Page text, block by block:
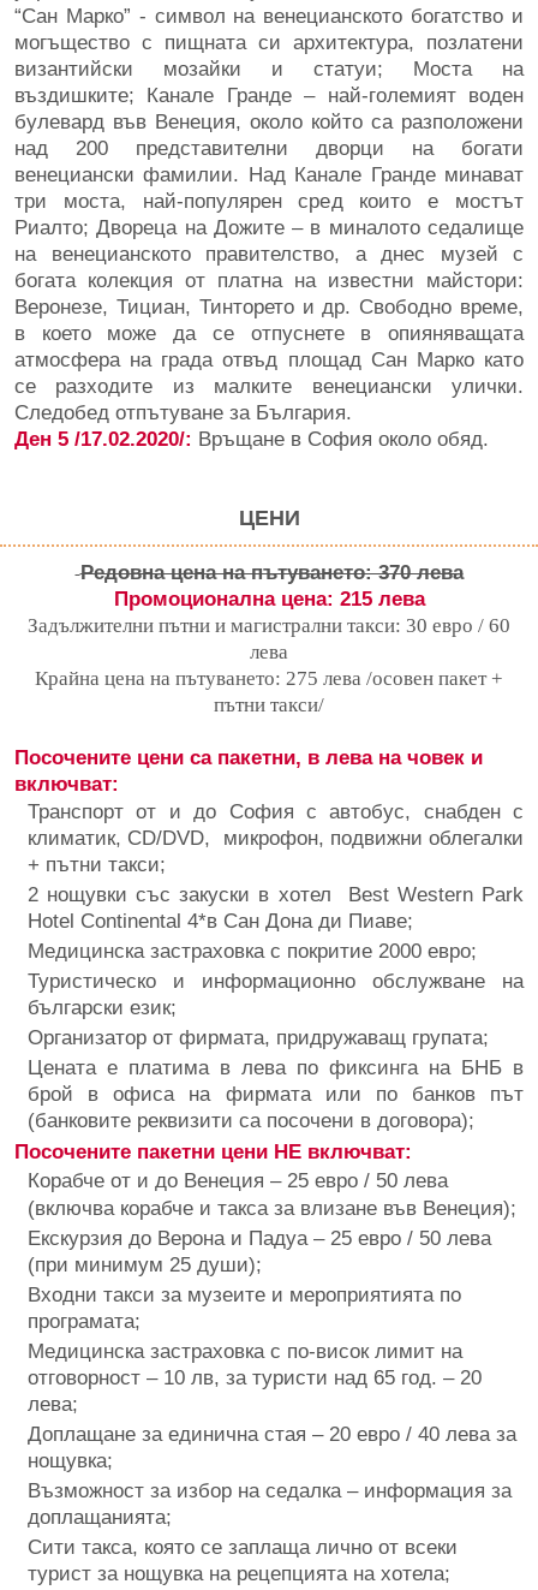
“Сан Марко” - символ на венецианското богатство и
могъщество с пищната си архитектура, позлатени
византийски мозайки и статуи; Моста на
въздишките; Канале Гранде – най-големият воден
булевард във Венеция, около който са разположени
над 200 представителни дворци на богати
венециански фамилии. Над Канале Гранде минават
три моста, най-популярен сред които е мостът
Риалто; Двореца на Дожите – в миналото седалище
на венецианското правителство, а днес музей с
богата колекция от платна на известни майстори:
Веронезе, Тициан, Тинторето и др. Свободно време,
в което може да се отпуснете в опияняващата
атмосфера на града отвъд площад Сан Марко като
се разходите из малките венециански улички.
Следобед отпътуване за България.
Ден 5 /17.02.2020/: Връщане в София около обяд.
ЦЕНИ
Редовна цена на пътуването: 370 лева
Промоционална цена: 215 лева
Задължителни пътни и магистрални такси: 30 евро / 60
лева
Крайна цена на пътуването: 275 лева /осовен пакет +
пътни такси/
Посочените цени са пакетни, в лева на човек и
включват:
Транспорт от и до София с автобус, снабден с
климатик, CD/DVD, микрофон, подвижни облегалки
+ пътни такси;
2 нощувки със закуски в хотел Best Western Park
Hotel Continental 4*в Сан Дона ди Пиаве;
Медицинска застраховка с покритие 2000 евро;
Туристическо и информационно обслужване на
български език;
Организатор от фирмата, придружаващ групата;
Цената е платима в лева по фиксинга на БНБ в
брой в офиса на фирмата или по банков път
(банковите реквизити са посочени в договора);
Посочените пакетни цени НЕ включват:
Корабче от и до Венеция – 25 евро / 50 лева
(включва корабче и такса за влизане във Венеция);
Екскурзия до Верона и Падуа – 25 евро / 50 лева
(при минимум 25 души);
Входни такси за музеите и мероприятията по
програмата;
Медицинска застраховка с по-висок лимит на
отговорност – 10 лв, за туристи над 65 год. – 20
лева;
Доплащане за единична стая – 20 евро / 40 лева за
нощувка;
Възможност за избор на седалка – информация за
доплащанията;
Сити такса, която се заплаща лично от всеки
турист за нощувка на рецепцията на хотела;